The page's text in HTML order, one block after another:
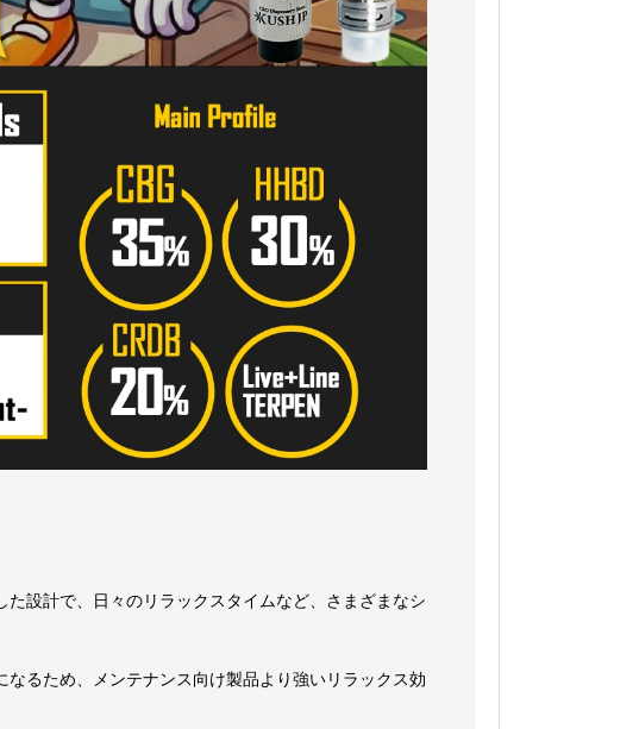
設計で、日々のリラックスタイムなど、さまざまなシ
るため、メンテナンス向け製品より強いリラックス効